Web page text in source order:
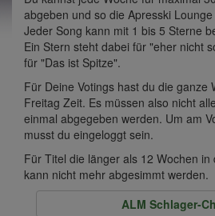
abgeben und so die Apresski
Jeder Song kann mit 1 bis 5 Sterne
Ein Stern steht dabei für "eher nicht
für "Das ist Spitze".
Für Deine Votings hast du die ganze
Freitag Zeit. Es müssen also nicht
einmal abgegeben werden. Um am
musst du eingeloggt sein.
Für Titel die länger als 12 Wochen
kann nicht mehr abgesimmt werden.
ALM Schlager-